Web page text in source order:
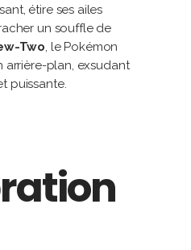
étire ses ailes
un souffle de
Two, le Pokémon
arrière-plan, exsudant
puissante.